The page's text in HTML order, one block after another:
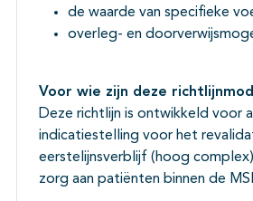
de waarde van specifieke
overleg- en
Voor wie zijn deze
Deze richtlijn is ontwikkeld voor
indicatiestelling voor het
eerstelijnsverblijf (hoog
zorg aan patiënten binnen de